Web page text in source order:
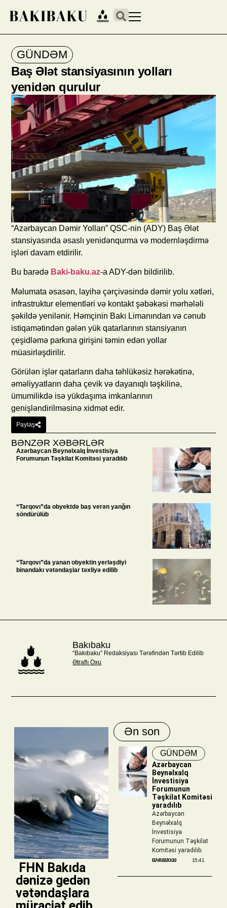
GÜNDƏM
Baş Ələt stansiyasının yolları
yenidən qurulur
“Azərbaycan Dəmir Yolları” QSC-nin (ADY) Baş Ələt
stansiyasında əsaslı yenidənqurma və modernləşdirmə
işləri davam etdirilir.
Bu barədə Baki-baku.az-a ADY-dən bildirilib.
Məlumata əsasən, layihə çərçivəsində dəmir yolu xətləri,
infrastruktur elementləri və kontakt şəbəkəsi mərhələli
şəkildə yenilənir. Həmçinin Bakı Limanından və cənub
istiqamətindən gələn yük qatarlarının stansiyanın
çeşidləmə parkına girişini təmin edən yollar
müasirləşdirilir.
Görülən işlər qatarların daha təhlükəsiz hərəkətinə,
əməliyyatların daha çevik və dayanıqlı təşkilinə,
ümumilikdə isə yükdaşıma imkanlarının
genişləndirilməsinə xidmət edir.
Paylaş
BƏNZƏR XƏBƏRLƏR
Azərbaycan Beynəlxalq İnvestisiya
Forumunun Təşkilat Komitəsi yaradılıb
“Tarqovı”da obyektdə baş verən yanğın
söndürülüb
“Tarqovı”da yanan obyektin yerləşdiyi
binandakı vətəndaşlar təxliyə edilib
Bakıbaku
“Bakıbaku” Redaksiyası Tərəfindən Tərtib Edilib
Ətraflı Oxu
​ FHN Bakıda
dənizə gedən
vətəndaşlara
Ən son
GÜNDƏM
Azərbaycan
Beynəlxalq
İnvestisiya
Forumunun
Təşkilat Komitəsi
yaradılıb
Azərbaycan
Beynəlxalq
İnvestisiya
Forumunun Təşkilat
Komitəsi yaradılıb.
BAKIBAKU
07/08/2026 15:41